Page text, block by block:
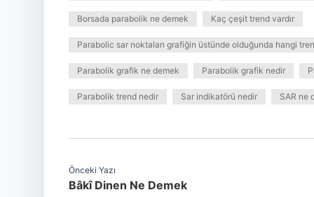
Borsada parabolik ne demek Kaç çeşit trend vardır
Parabolic sar noktaları grafiğin üstünde olduğunda hangi
Parabolik grafik ne demek Parabolik grafik nedir
Parabolik trend nedir Sar indikatörü nedir SAR ne
Önceki Yazı
Bâkî Dinen Ne Demek